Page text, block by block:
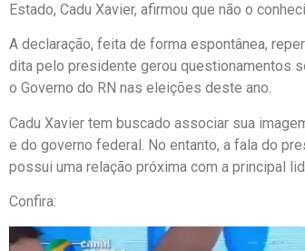
Estado, Cadu Xavier, afirmou que não o
A declaração, feita de forma espontânea,
dita pelo presidente gerou questionamentos
o Governo do RN nas eleições deste ano.
Cadu Xavier tem buscado associar sua
e do governo federal. No entanto, a fala do
possui uma relação próxima com a principal
Confira:
Tocador